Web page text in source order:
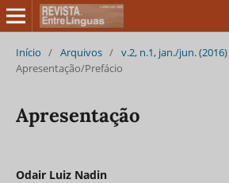
Início / Arquivos / v.2, n.1, jan./jun. (2016)
Apresentação/Prefácio
Apresentação
Odair Luiz Nadin